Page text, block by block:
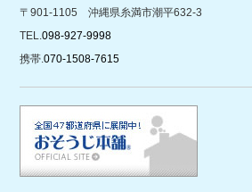
〒901-1105 沖縄県糸満市潮平632-3
TEL.098-927-9998
携帯.070-1508-7615